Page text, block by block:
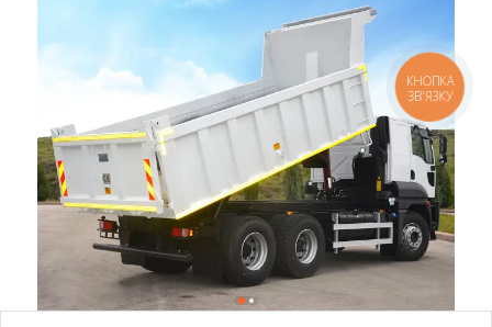
КНОПКА
ЗВ'ЯЗКУ